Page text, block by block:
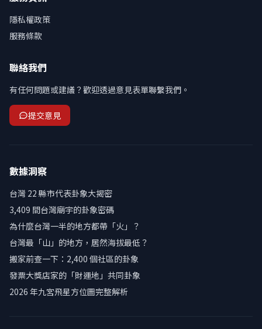
隱私權政策
服務條款
聯絡我們
有任何問題或建議？歡迎透過意見表單聯繫我們。
提交意見
數據洞察
台灣 22 縣市代表卦象大揭密
3,409 間台灣廟宇的卦象密碼
為什麼台灣一半的地方都帶「火」？
台灣最「山」的地方，居然海拔最低？
搬家前查一下：2,400 個社區的卦象
發票大獎店家的「財運地」共同卦象
2026 年九宮飛星方位圖完整解析